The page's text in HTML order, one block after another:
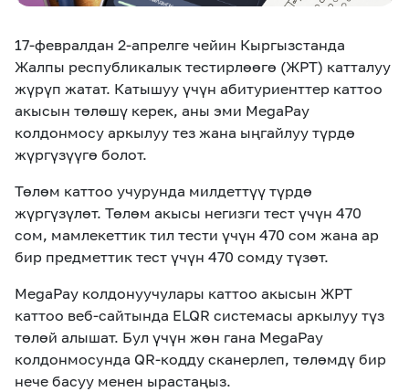
Чалуулар жана
SMS
Номерди тандоо SIM жеткирүү
Офис картасы
жана каптоо
MegaTV MegaPay MegaKassa
17-февралдан 2-апрелге чейин Кыргызстанда
Жалпы республикалык тестирлөөгө (ЖРТ) катталуу
жүрүп жатат. Катышуу үчүн абитуриенттер каттоо
акысын төлөшү керек, аны эми MegaPay
колдонмосу аркылуу тез жана ыңгайлуу түрдө
жүргүзүүгө болот.
Төлөм каттоо учурунда милдеттүү түрдө
жүргүзүлөт. Төлөм акысы негизги тест үчүн 470
сом, мамлекеттик тил тести үчүн 470 сом жана ар
бир предметтик тест үчүн 470 сомду түзөт.
MegaPay колдонуучулары каттоо акысын ЖРТ
каттоо веб-сайтында ELQR системасы аркылуу түз
төлөй алышат. Бул үчүн жөн гана MegaPay
колдонмосунда QR-кодду сканерлеп, төлөмдү бир
нече басуу менен ырастаңыз.